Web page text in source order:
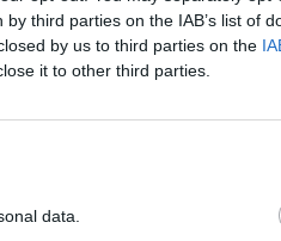
third parties on the IAB’s list of
by us to third parties on the
it to other third parties.
data.
ιατρικούς συλλόγους
οι